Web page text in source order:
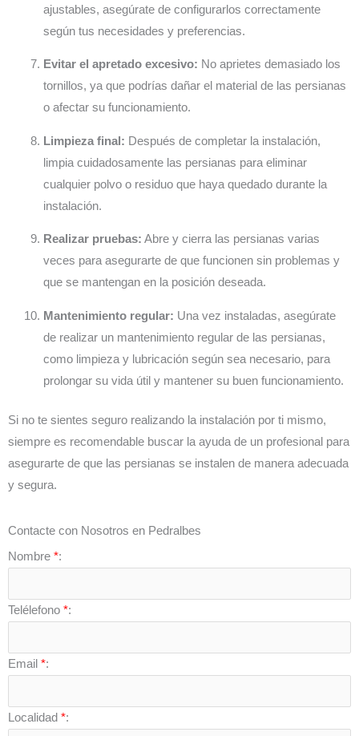
ajustables, asegúrate de configurarlos correctamente
según tus necesidades y preferencias.
Evitar el apretado excesivo: No aprietes demasiado los
tornillos, ya que podrías dañar el material de las persianas
o afectar su funcionamiento.
Limpieza final: Después de completar la instalación,
limpia cuidadosamente las persianas para eliminar
cualquier polvo o residuo que haya quedado durante la
instalación.
Realizar pruebas: Abre y cierra las persianas varias
veces para asegurarte de que funcionen sin problemas y
que se mantengan en la posición deseada.
Mantenimiento regular: Una vez instaladas, asegúrate
de realizar un mantenimiento regular de las persianas,
como limpieza y lubricación según sea necesario, para
prolongar su vida útil y mantener su buen funcionamiento.
Si no te sientes seguro realizando la instalación por ti mismo,
siempre es recomendable buscar la ayuda de un profesional para
asegurarte de que las persianas se instalen de manera adecuada
y segura.
Contacte con Nosotros en Pedralbes
Nombre *:
Telélefono *:
Email *:
Localidad *: